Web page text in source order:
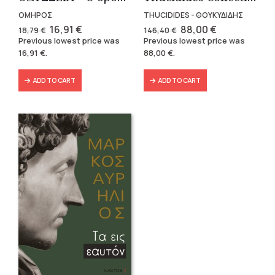
ΟΜΗΡΟΣ
18,79€ Original
price
was:
16,91 €Current
price
is:
Previous lowest price was
16,91 €.
ADD TO CART
THUCIDIDES - ΘΟΥΚΥΔΙΔΗΣ
146,40€ Original
price
was:
88,00€Current
price
is:
Previous lowest price was
88,00€.
ADD TO CART